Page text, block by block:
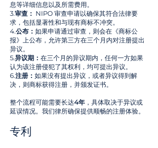
息等详细信息以及所需费用。
3.审查： NIPO 审查申请以确保其符合法律要
求，包括显著性和与现有商标不冲突。
4.公布： 如果申请通过审查，则会在《商标公
报》上公布，允许第三方在三个月内对注册提出
异议。
5.异议期： 在三个月的异议期内，任何一方如果
认为该注册侵犯了其权利，均可提出异议。
6.注册： 如果没有提出异议，或者异议得到解
决，则商标获得注册，并颁发证书。
整个流程可能需要长达4年 ，具体取决于异议或
延误情况。我们律所确保提供顺畅的注册体验。
专利